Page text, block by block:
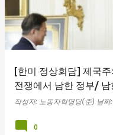
[한미 정상회담] 제국
전쟁에서 남한 정부/
작성자: 노동자혁명당(준) 날짜:
0